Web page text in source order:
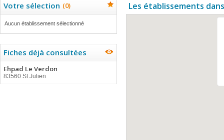
Votre sélection (0)
Aucun établissement sélectionné
Fiches déjà consultées
Ehpad Le Verdon
83560 St Julien
Les établissements